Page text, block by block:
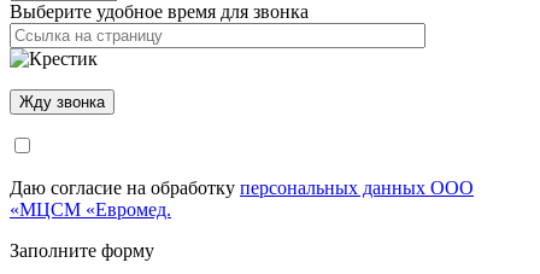
Выберите удобное время для звонка
Даю согласие на обработку персональных данных ООО
«МЦСМ «Евромед.
Заполните форму